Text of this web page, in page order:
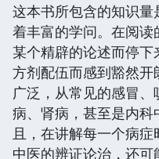
这本书所包含的知识
着丰富的学问。在阅
某个精辟的论述而停
方剂配伍而感到豁然
广泛，从常见的感冒
病、肾病，甚至是内
且，在讲解每一个病
中医的辨证论治，还可